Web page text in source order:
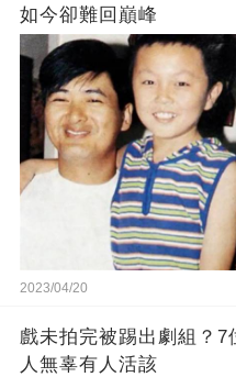
如今卻難回巔峰
2023/04/20
戲未拍完被踢出劇組？
人無辜有人活該